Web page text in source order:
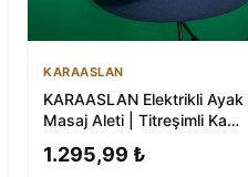
KARAASLAN
KARAASLAN Elektrikli Ayak
Masaj Aleti | Titreşimli Kas
1.295,99 ₺